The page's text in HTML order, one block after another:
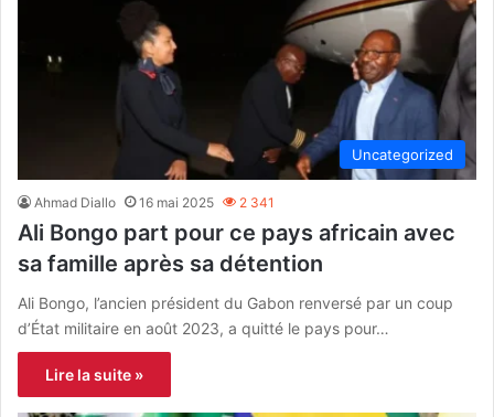
Uncategorized
Ahmad Diallo 16 mai 2025 2 341
Ali Bongo part pour ce pays africain avec
sa famille après sa détention
Ali Bongo, l’ancien président du Gabon renversé par un coup
d’État militaire en août 2023, a quitté le pays pour…
Lire la suite »